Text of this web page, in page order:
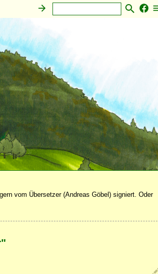
vom Übersetzer (Andreas Göbel) signiert. Oder